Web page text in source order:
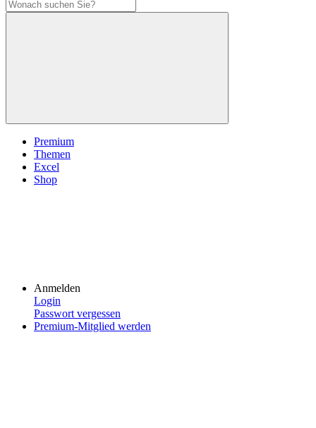
Premium
Themen
Excel
Shop
Anmelden
Login
Passwort vergessen
Premium-Mitglied werden